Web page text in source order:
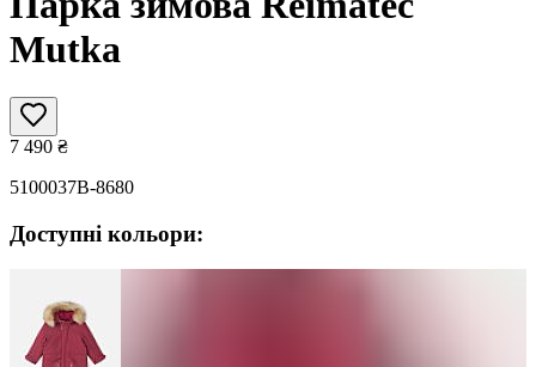
Mutka
7 490 ₴
5100037B-8680
Доступні кольори: